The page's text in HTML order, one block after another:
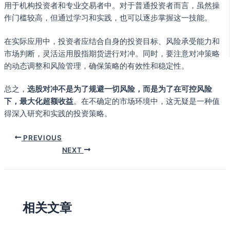
用于机构投资者和专业交易者中。对于普通投资者而言，虽然操
作门槛较高，但通过学习和实践，也可以逐步掌握这一技能。
在实际应用中，投资者应结合自身的投资目标、风险承受能力和
市场判断，灵活运用股指期货进行对冲。同时，要注意对冲策略
的动态调整和风险管理，确保策略的有效性和稳定性。
总之， 选股对冲不是为了规避一切风险，而是为了在可控风险
下，最大化超额收益。在不确定的市场环境中，这无疑是一种值
得深入研究和实践的投资策略。
PREVIOUS
NEXT
相关文章